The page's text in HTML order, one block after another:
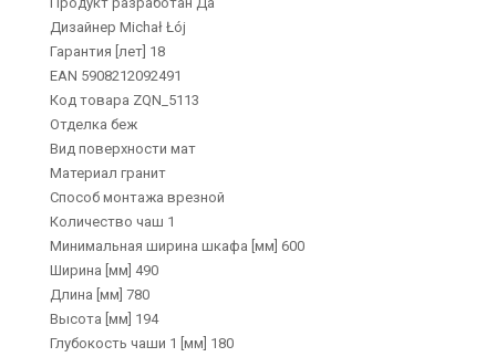
Дизайнер Michał Łój
Гарантия [лет] 18
EAN 5908212092491
Код товара ZQN_5113
Отделка беж
Вид поверхности мат
Материал гранит
Способ монтажа врезной
Количество чаш 1
Минимальная ширина шкафа [мм] 600
Ширина [мм] 490
Длина [мм] 780
Высота [мм] 194
Глубокость чаши 1 [мм] 180